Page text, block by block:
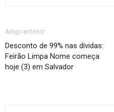
Artigo anterior
Desconto de 99% nas dívidas:
Feirão Limpa Nome começa
hoje (3) em Salvador